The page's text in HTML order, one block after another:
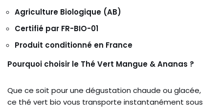
Agriculture Biologique (AB)
Certifié par FR-BIO-01
Produit conditionné en France
Pourquoi choisir le Thé Vert Mangue & Ananas ?
Que ce soit pour une dégustation chaude ou glacée,
ce thé vert bio vous transporte instantanément sous